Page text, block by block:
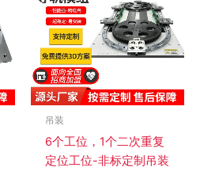
吊装
6个工位，1个二次重复
定位工位-非标定制吊装